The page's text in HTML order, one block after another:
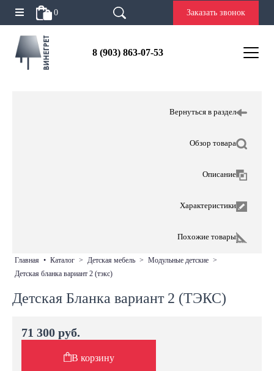
0 Заказать звонок
8 (903) 863-07-53
Вернуться в раздел
Обзор товара
Описание
Характеристики
Похожие товары
главная • каталог > детская мебель > модульные детские >
детская бланка вариант 2 (тэкс)
Детская Бланка вариант 2 (ТЭКС)
71 300 руб.
В корзину